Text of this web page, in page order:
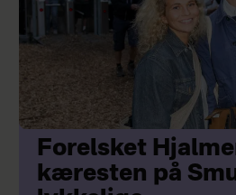
Forelsket
kæresten på